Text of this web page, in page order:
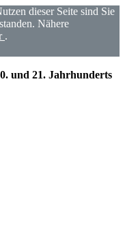
dieser Seite sind Sie
Nähere
.
und 21. Jahrhunderts